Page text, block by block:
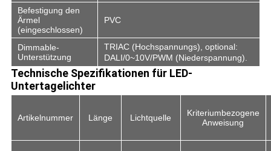
Befestigung den
Ärmel
(eingeschlossen)
PVC
Dimmable-
Unterstützung
TRIAC (Hochspannungs), optional:
DALI/0~10V/PWM (Niederspannung).
Technische Spezifikationen für LED-
Untertagelichter
Artikelnummer Länge Lichtquelle
Kriteriumbezogene
Anweisung